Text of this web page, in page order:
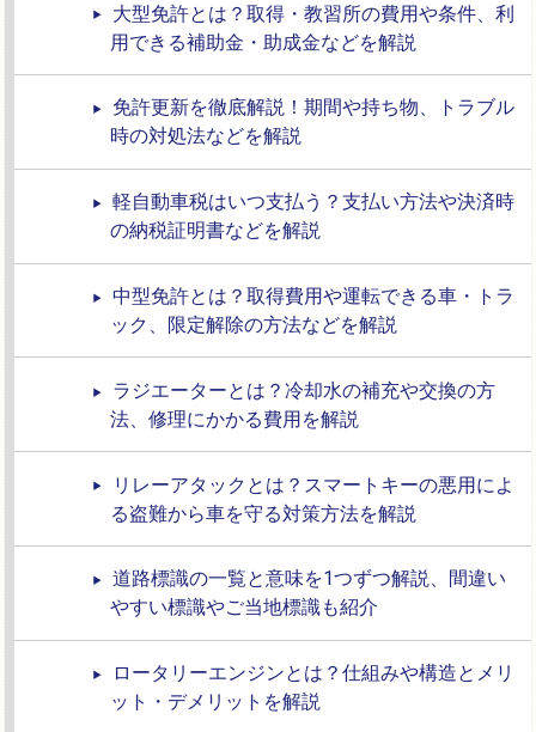
大型免許とは？取得・教習所の費用や条件、利
用できる補助金・助成金などを解説
免許更新を徹底解説！期間や持ち物、トラブル
時の対処法などを解説
軽自動車税はいつ支払う？支払い方法や決済時
の納税証明書などを解説
中型免許とは？取得費用や運転できる車・トラ
ック、限定解除の方法などを解説
ラジエーターとは？冷却水の補充や交換の方
法、修理にかかる費用を解説
リレーアタックとは？スマートキーの悪用によ
る盗難から車を守る対策方法を解説
道路標識の一覧と意味を1つずつ解説、間違い
やすい標識やご当地標識も紹介
ロータリーエンジンとは？仕組みや構造とメリ
ット・デメリットを解説